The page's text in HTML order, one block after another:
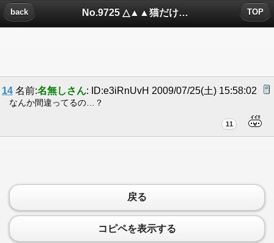
No.9725 △▲▲猫だけにみえるもの・14▲▲△についたコメント
back TOP
14 名前:名無しさん: ID:e3iRnUvH 2009/07/25(土) 15:58:02
なんか間違ってるの…？
11
戻る
コピペを表示する